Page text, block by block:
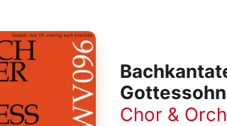
Gottessohn
Chor &